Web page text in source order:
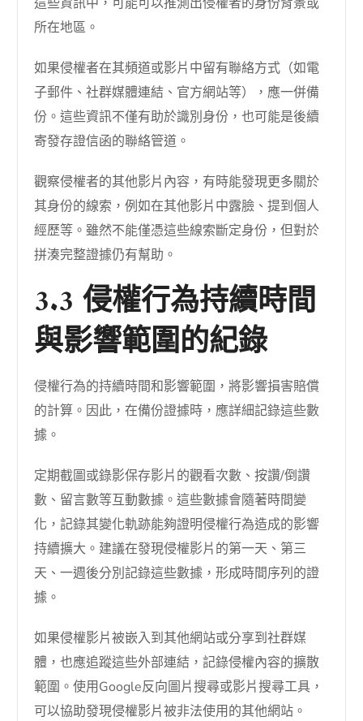
所在地區。
如果侵權者在其頻道或影片中留有聯絡方式（如電
子郵件、社群媒體連結、官方網站等），應一併備
份。這些資訊不僅有助於識別身份，也可能是後續
寄發存證信函的聯絡管道。
觀察侵權者的其他影片內容，有時能發現更多關於
其身份的線索，例如在其他影片中露臉、提到個人
經歷等。雖然不能僅憑這些線索斷定身份，但對於
拼湊完整證據仍有幫助。
3.3 侵權行為持續時間
與影響範圍的紀錄
侵權行為的持續時間和影響範圍，將影響損害賠償
的計算。因此，在備份證據時，應詳細記錄這些數
據。
定期截圖或錄影保存影片的觀看次數、按讚/倒讚
數、留言數等互動數據。這些數據會隨著時間變
化，記錄其變化軌跡能夠證明侵權行為造成的影響
持續擴大。建議在發現侵權影片的第一天、第三
天、一週後分別記錄這些數據，形成時間序列的證
據。
如果侵權影片被嵌入到其他網站或分享到社群媒
體，也應追蹤這些外部連結，記錄侵權內容的擴散
範圍。使用Google反向圖片搜尋或影片搜尋工具，
可以協助發現侵權影片被非法使用的其他網站。